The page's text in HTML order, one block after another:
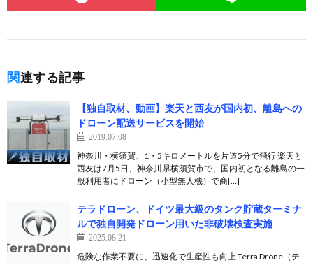
関連する記事
【独自取材、動画】楽天と西友が国内初、離島への
ドローン配送サービスを開始
2019.07.08
神奈川・横須賀、1・5キロメートルを片道5分で飛行 楽天と
西友は7月5日、神奈川県横須賀市で、国内初となる離島の一
般利用者にドローン（小型無人機）で商[…]
テラドローン、ドイツ最大級のタンク貯蔵ターミナ
ルで独自開発ドローン用いた非破壊検査実施
2025.08.21
危険な作業不要に、迅速化で生産性も向上 Terra Drone（テ